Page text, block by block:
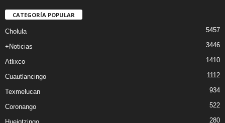
CATEGORÍA POPULAR
Cholula 5457
+Noticias 3446
Atlixco 1410
Cuautlancingo 1112
Texmelucan 934
Coronango 522
280